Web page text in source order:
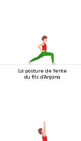
La posture de fente
du fils d'Anjana